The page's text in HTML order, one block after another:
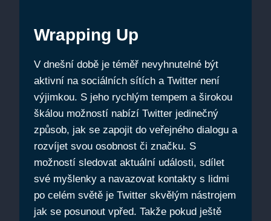
Wrapping Up
V dnešní době je téměř nevyhnutelné být
aktivní na sociálních sítích a Twitter není
výjimkou. S jeho rychlým tempem a širokou
škálou možností nabízí Twitter jedinečný
způsob, jak se zapojit do veřejného dialogu a
rozvíjet svou osobnost či značku. S
možností sledovat aktuální události, sdílet
své myšlenky a navazovat kontakty s lidmi
po celém světě je Twitter skvělým nástrojem
jak se posunout vpřed. Takže pokud ještě